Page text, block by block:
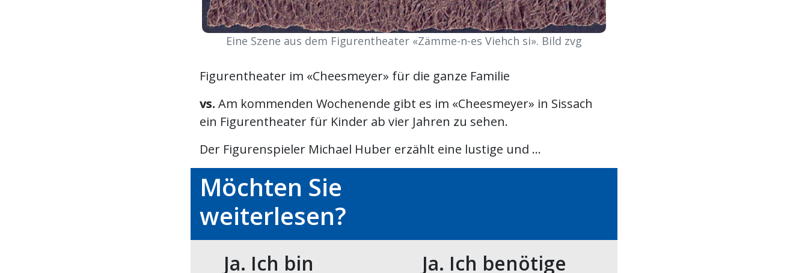
Eine Szene aus dem Figurentheater «Zämme-n-es Viehch si». Bild zvg
Figurentheater im «Cheesmeyer» für die ganze Familie
vs. Am kommenden Wochenende gibt es im «Cheesmeyer» in Sissach
ein Figurentheater für Kinder ab vier Jahren zu sehen.
Der Figurenspieler Michael Huber erzählt eine lustige und ...
Möchten Sie
weiterlesen?
Ja. Ich bin
Ja. Ich benötige